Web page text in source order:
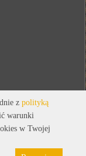
z polityką
warunki
w Twojej